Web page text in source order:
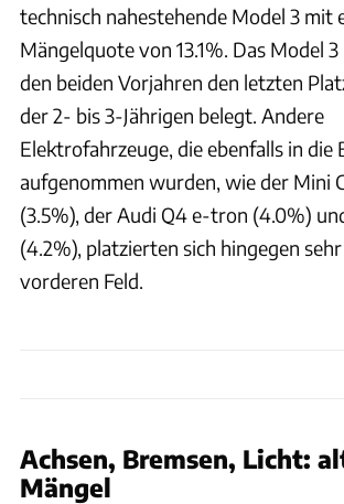
technisch nahestehende Model 3 mit
Mängelquote von 13.1%. Das Model
den beiden Vorjahren den letzten
der 2- bis 3-Jährigen belegt. Andere
Elektrofahrzeuge, die ebenfalls in die
aufgenommen wurden, wie der Mini
(3.5%), der Audi Q4 e-tron (4.0%)
(4.2%), platzierten sich hingegen
vorderen Feld.
Achsen, Bremsen, Licht:
Mängel